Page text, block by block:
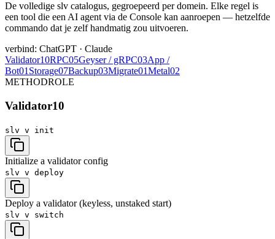
De volledige slv catalogus, gegroepeerd per domein. Elke regel is
een tool die een AI agent via de Console kan aanroepen — hetzelfde
commando dat je zelf handmatig zou uitvoeren.
verbind: ChatGPT · Claude
Validator10RPC05Geyser / gRPC03App /
Bot01 Storage07Backup03Migrate01Metal02
METHODROLE
Validator10
slv v init
Initialize a validator config
slv v deploy
Deploy a validator (keyless, unstaked start)
slv v switch